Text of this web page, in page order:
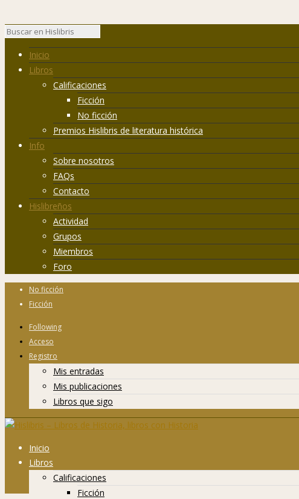
Inicio
Libros
Calificaciones
Ficción
No ficción
Premios Hislibris de literatura histórica
Info
Sobre nosotros
FAQs
Contacto
Hislibreños
Actividad
Grupos
Miembros
Foro
No ficción
Ficción
Following
Acceso
Registro
Mis entradas
Mis publicaciones
Libros que sigo
Inicio
Libros
Calificaciones
Ficción